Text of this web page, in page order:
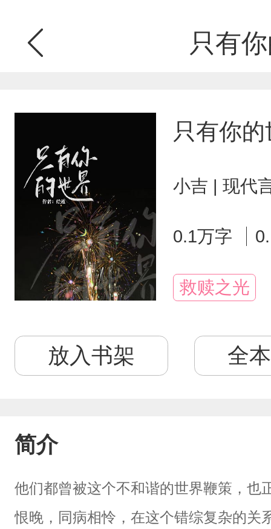
只有
只有你
小吉 | 现代
0.1万字
救赎之光
放入书架 全
简介
他们都曾被这个不和谐的世界鞭策，也
恨晚，同病相怜，在这个错综复杂的